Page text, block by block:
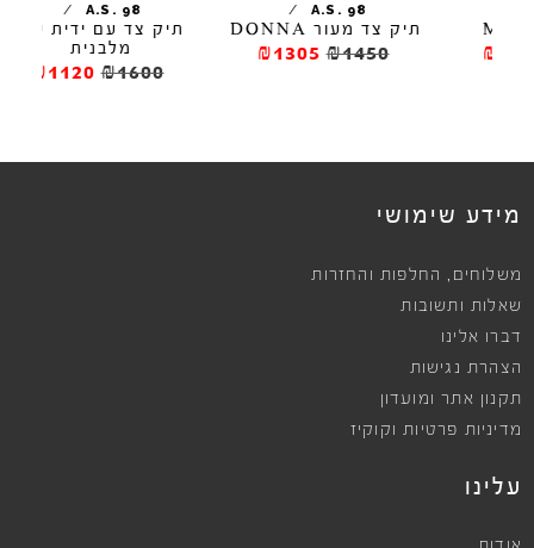
A.S. 98
/
תיק צד מעור DONNA
₪1450
₪1305
A.S. 98
/
תיק צד עם ידית עור
מלבנית
₪1600
₪1120
מידע שימושי
משלוחים , החלפות והחזרות
שאלות ותשובות
דברו אלינו
הצהרת נגישות
תקנון אתר ומועדון
מדיניות פרטיות וקוקיז
עלינו